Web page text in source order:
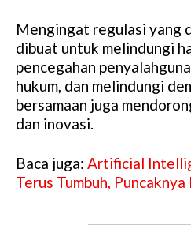
Mengingat regulasi yang
dibuat untuk melindungi
pencegahan
hukum, dan melindungi
bersamaan juga
dan inovasi.
Baca juga: Artificial
Terus Tumbuh,